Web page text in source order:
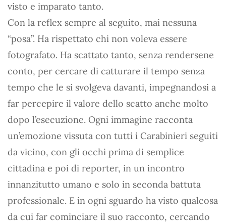
visto e imparato tanto.
Con la reflex sempre al seguito, mai nessuna
“posa”. Ha rispettato chi non voleva essere
fotografato. Ha scattato tanto, senza rendersene
conto, per cercare di catturare il tempo senza
tempo che le si svolgeva davanti, impegnandosi a
far percepire il valore dello scatto anche molto
dopo l’esecuzione. Ogni immagine racconta
un’emozione vissuta con tutti i Carabinieri seguiti
da vicino, con gli occhi prima di semplice
cittadina e poi di reporter, in un incontro
innanzitutto umano e solo in seconda battuta
professionale. E in ogni sguardo ha visto qualcosa
da cui far cominciare il suo racconto, cercando